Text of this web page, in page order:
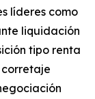
líderes como
liquidación
tipo renta